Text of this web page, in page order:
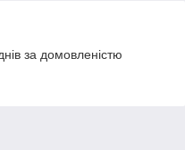
за домовленістю